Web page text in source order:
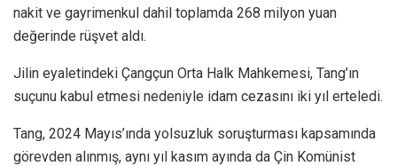
nakit ve gayrimenkul dahil toplamda 268 milyon yuan
değerinde rüşvet aldı.
Jilin eyaletindeki Çangçun Orta Halk Mahkemesi, Tang’ın
suçunu kabul etmesi nedeniyle idam cezasını iki yıl erteledi.
Tang, 2024 Mayıs’ında yolsuzluk soruşturması kapsamında
görevden alınmış, aynı yıl kasım ayında da Çin Komünist